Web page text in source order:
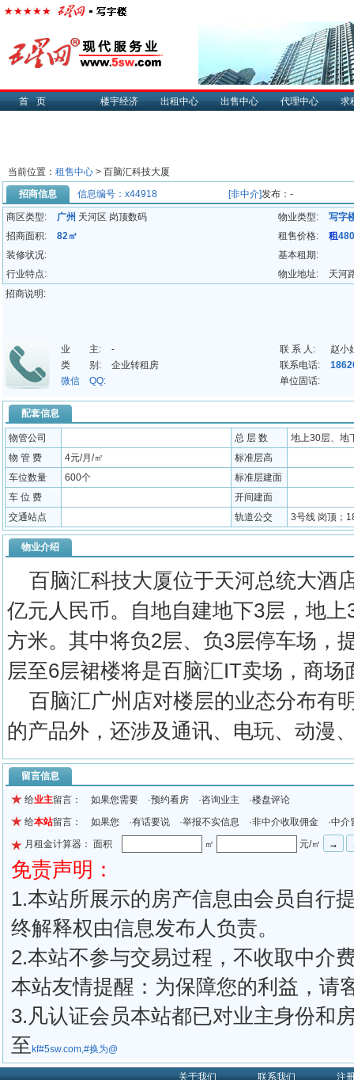
首页 楼宇经济 出租中心 出售中心 代理中心 求
当前位置： 租售中心 > 百脑汇科技大厦
招商信息
信息编号：x44918 [非中介]发布：-
商区类型: 广州 天河区 岗顶数码 物业类型:
写字
招商面积:
82㎡ 租售价格: 租
装修状况:
基本租期:
行业特点:
物业地址:
天河
招商说明:
业 主: - 联 系 人:
赵小
类 别:
企业转租房 联系电话:
微信 QQ:
单位固话:
配套信息
物管公司 总 层 数
地上30层、地
物 管 费
4元/月/㎡
标准层高
车位数量
600个
标准层建面
车 位 费
开间建面
交通站点
轨道公交 3号线 岗顶；
物业介绍
百脑汇科技大厦位于天河总统大酒
亿元人民币。自地自建地下3层，地
方米。其中将负2层、负3层停车场，
层至6层裙楼将是百脑汇IT卖场，商场
百脑汇广州店对楼层的业态分布有
的产品外，还涉及通讯、电玩、动漫
留言信息
给业主留言： 如果您需要 ·预约看房 ·咨询业主 ·楼盘评论
给本站留言： 如果您 ·有话要说 ·举报不实信息 ·非中介收取佣金 ·中介
月租金计算器： 面积
㎡ 元/㎡
免责声明：
1.本站所展示的房产信息由会员自行
终解释权由信息发布人负责。
2.本站不参与交易过程，不收取中介
本站友情提醒：为保障您的利益，请
3.凡认证会员本站都已对业主身份和
至 kf#5sw.com,#换为@
关于我们 联系我们 注